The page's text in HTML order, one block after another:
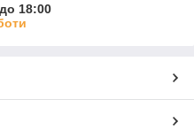
18:00